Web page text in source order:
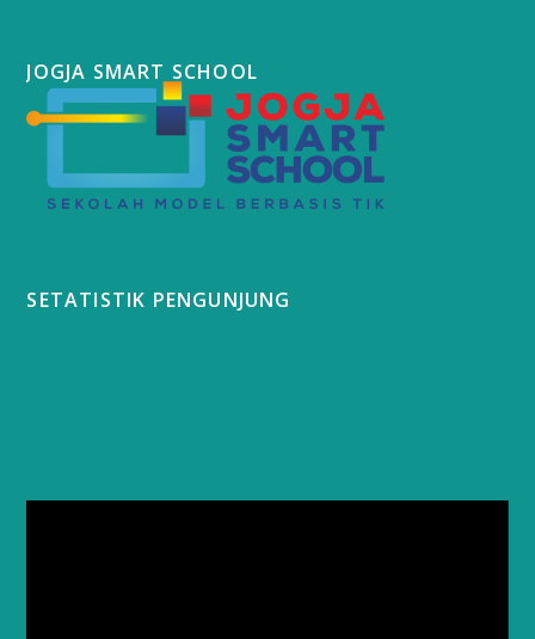
JOGJA SMART SCHOOL
SETATISTIK PENGUNJUNG